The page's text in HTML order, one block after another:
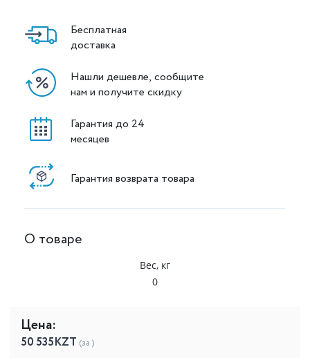
Бесплатная
доставка
Нашли дешевле, сообщите
нам и получите скидку
Гарантия до 24
месяцев
Гарантия возврата товара
О товаре
Вес, кг
0
Цена:
50 535KZT (за )